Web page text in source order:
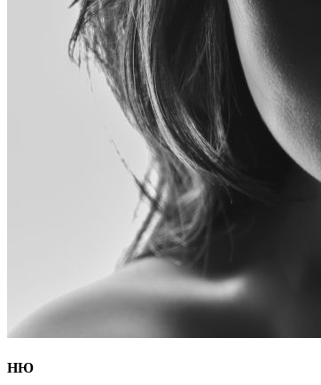
НЮ